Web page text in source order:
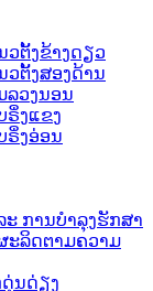
ວຕັ້ງຂ້າງດຽວ
ວຕັ້ງສອງດ້ານ
ລວງນອນ
ຣິ່ງແຂງ
ຣິ່ງອ່ອນ
ການບຳລຸງຮັກສາ
ະລິດຕາມຄວາມ
ນດ່ຽງ